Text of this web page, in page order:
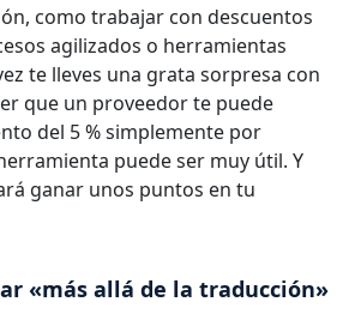
como trabajar con descuentos
agilizados o herramientas
te lleves una grata sorpresa con
que un proveedor te puede
del 5 % simplemente por
puede ser muy útil. Y
ganar unos puntos en tu
«más allá de la traducción»